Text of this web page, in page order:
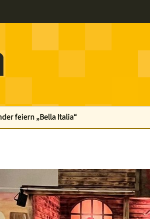
feiern „Bella Italia“